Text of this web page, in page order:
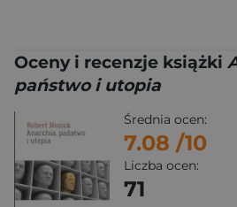
Oceny i recenzje książki
państwo i utopia
Średnia ocen:
7.08 /10
Liczba ocen:
71